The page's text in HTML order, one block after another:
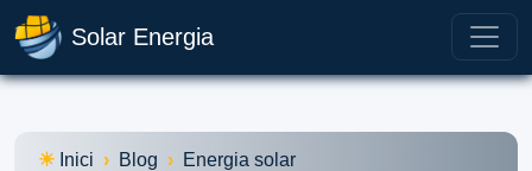
Solar Energia
Inici Blog
Energia solar